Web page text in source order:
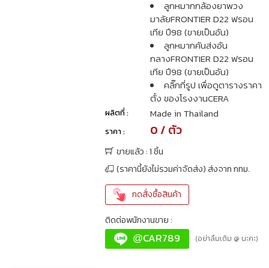
ลูกหมากกล้องยาพวง
มาลัยFRONTIER D22 ฟรอน
เทีย ปี98 (ขายเป็นอัน)
ลูกหมากคันส่งอัน
กลางFRONTIER D22 ฟรอน
เทีย ปี98 (ขายเป็นอัน)
คลิ๊กที่รูป เพื่อดูตารางราคา
ตั้ง ของโรงงานCERA
ผลิตที่ : Made in Thailand
ราคา : 0 / ตัว
ขายแล้ว : 1 ชิ้น
(ราคานี้ยังไม่รวมค่าจัดส่ง) ส่งจาก กทม.
กดสั่งซื้อสินค้า
ติดต่อพนักงานขาย :
@CAR789 (อย่าลืมเติม @ นะคะ)